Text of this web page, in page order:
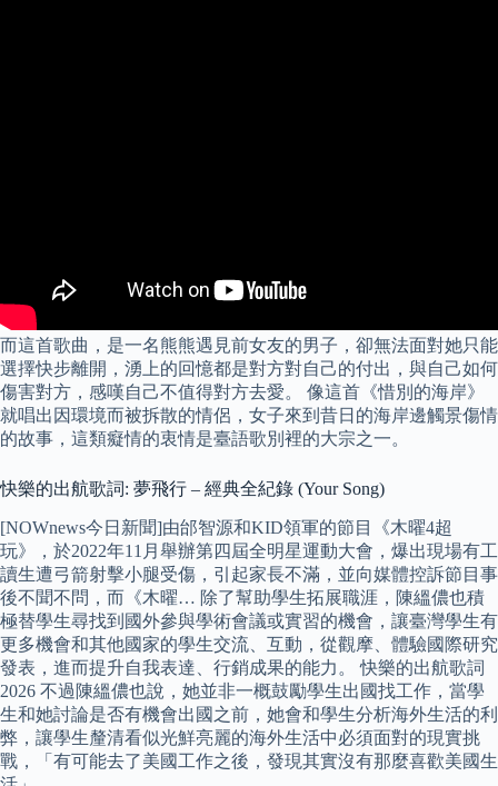
而這首歌曲，是一名熊熊遇見前女友的男子，卻無法面對她只能
選擇快步離開，湧上的回憶都是對方對自己的付出，與自己如何
傷害對方，感嘆自己不值得對方去愛。 像這首《惜別的海岸》
就唱出因環境而被拆散的情侶，女子來到昔日的海岸邊觸景傷情
的故事，這類癡情的衷情是臺語歌別裡的大宗之一。
快樂的出航歌詞: 夢飛行 – 經典全紀錄 (Your Song)
[NOWnews今日新聞]由邰智源和KID領軍的節目《木曜4超
玩》，於2022年11月舉辦第四屆全明星運動大會，爆出現場有工
讀生遭弓箭射擊小腿受傷，引起家長不滿，並向媒體控訴節目事
後不聞不問，而《木曜… 除了幫助學生拓展職涯，陳縕儂也積
極替學生尋找到國外參與學術會議或實習的機會，讓臺灣學生有
更多機會和其他國家的學生交流、互動，從觀摩、體驗國際研究
發表，進而提升自我表達、行銷成果的能力。 快樂的出航歌詞
2026 不過陳縕儂也說，她並非一概鼓勵學生出國找工作，當學
生和她討論是否有機會出國之前，她會和學生分析海外生活的利
弊，讓學生釐清看似光鮮亮麗的海外生活中必須面對的現實挑
戰，「有可能去了美國工作之後，發現其實沒有那麼喜歡美國生